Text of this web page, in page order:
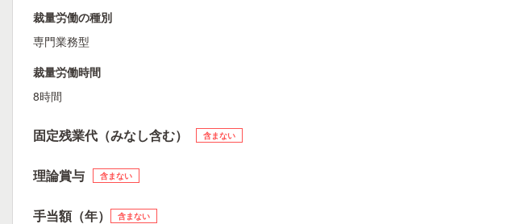
裁量労働の種別
専門業務型
裁量労働時間
8時間
固定残業代（みなし含む） 含まない
理論賞与 含まない
手当額（年） 含まない